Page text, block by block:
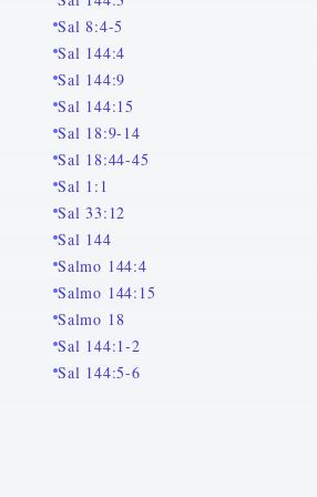
Sal 8:4-5
Sal 144:4
Sal 144:9
Sal 144:15
Sal 18:9-14
Sal 18:44-45
Sal 1:1
Sal 33:12
Sal 144
Salmo 144:4
Salmo 144:15
Salmo 18
Sal 144:1-2
Sal 144:5-6